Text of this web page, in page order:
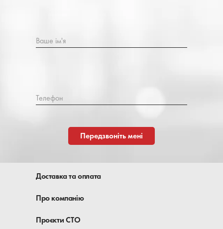
Ваше ім'я
Телефон
Передзвоніть мені
Доставка та оплата
Про компанію
Проєкти СТО